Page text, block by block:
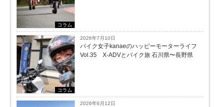
コラム
コラム
2026年7月10日
バイク女子kanaeのハッピーモーターライフ
Vol.35 X-ADVとバイク旅 石川県〜長野県
2026年6月12日